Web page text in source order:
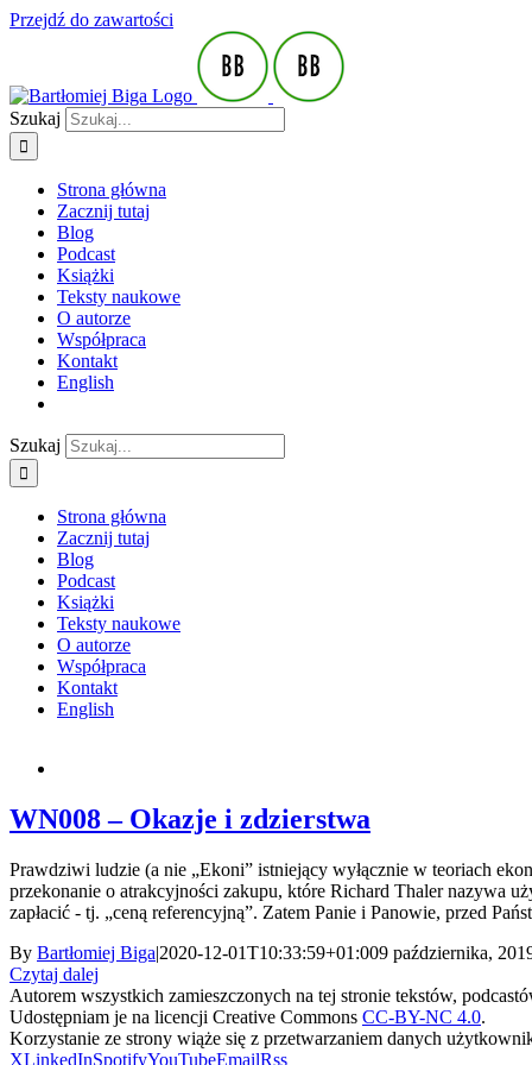
Przejdź do zawartości
Szukaj
Strona główna
Zacznij tutaj
Blog
Podcast
Książki
Teksty naukowe
O autorze
Współpraca
Kontakt
English
Szukaj
Strona główna
Zacznij tutaj
Blog
Podcast
Książki
Teksty naukowe
O autorze
Współpraca
Kontakt
English
WN008 – Okazje i zdzierstwa
Prawdziwi ludzie (a nie „Ekoni” istniejący wyłącznie w teoriach
przekonanie o atrakcyjności zakupu, które Richard Thaler nazywa
zapłacić - tj. „ceną referencyjną”. Zatem Panie i Panowie, przed
By Bartłomiej Biga|2020-12-01T10:33:59+01:009 października,
Czytaj dalej
Autorem wszystkich zamieszczonych na tej stronie tekstów,
Udostępniam je na licencji Creative Commons CC-BY-NC 4.0.
Korzystanie ze strony wiąże się z przetwarzaniem danych
XLinkedInSpotifyYouTubeEmailRss